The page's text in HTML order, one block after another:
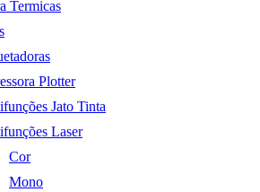
Termicas
Plotter
Jato Tinta
Laser
Cor
Mono